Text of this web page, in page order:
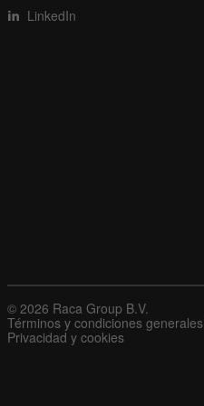
LinkedIn
© 2026 Raca Group B.V.
Términos y condiciones generales
Privacidad y cookies